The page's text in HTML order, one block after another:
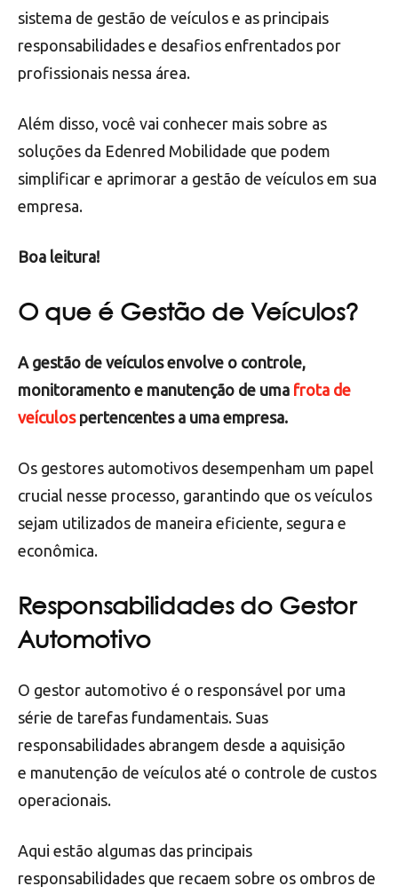
sistema de gestão de veículos e as principais
responsabilidades e desafios enfrentados por
profissionais nessa área.
Além disso, você vai conhecer mais sobre as
soluções da Edenred Mobilidade que podem
simplificar e aprimorar a gestão de veículos em sua
empresa.
Boa leitura!
O que é Gestão de Veículos?
A gestão de veículos envolve o controle,
monitoramento e manutenção de uma frota de
veículospertencentes a uma empresa.
Os gestores automotivos desempenham um papel
crucial nesse processo, garantindo que os veículos
sejam utilizados de maneira eficiente, segura e
econômica.
Responsabilidades do Gestor
Automotivo
O gestor automotivo é o responsável por uma
série de tarefas fundamentais. Suas
responsabilidades abrangem desde a aquisição
e manutenção de veículos até o controle de custos
operacionais.
Aqui estão algumas das principais
responsabilidades que recaem sobre os ombros de